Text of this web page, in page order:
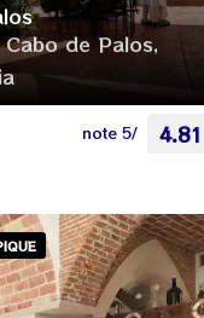
de Palos,
note 5/ 4.81